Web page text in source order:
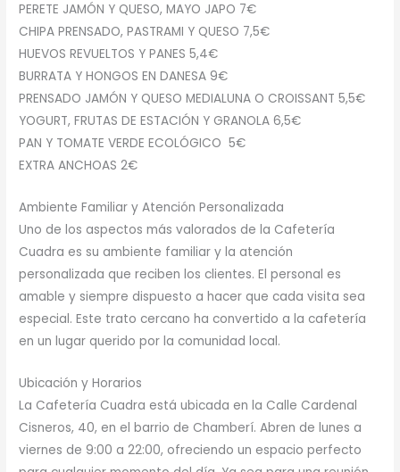
PERETE JAMÓN Y QUESO, MAYO JAPO 7€
CHIPA PRENSADO, PASTRAMI Y QUESO 7,5€
HUEVOS REVUELTOS Y PANES 5,4€
BURRATA Y HONGOS EN DANESA 9€
PRENSADO JAMÓN Y QUESO MEDIALUNA O CROISSANT 5,5€
YOGURT, FRUTAS DE ESTACIÓN Y GRANOLA 6,5€
PAN Y TOMATE VERDE ECOLÓGICO 5€
EXTRA ANCHOAS 2€
Ambiente Familiar y Atención Personalizada
Uno de los aspectos más valorados de la Cafetería
Cuadra es su ambiente familiar y la atención
personalizada que reciben los clientes. El personal es
amable y siempre dispuesto a hacer que cada visita sea
especial. Este trato cercano ha convertido a la cafetería
en un lugar querido por la comunidad local.
Ubicación y Horarios
La Cafetería Cuadra está ubicada en la Calle Cardenal
Cisneros, 40, en el barrio de Chamberí. Abren de lunes a
viernes de 9:00 a 22:00, ofreciendo un espacio perfecto